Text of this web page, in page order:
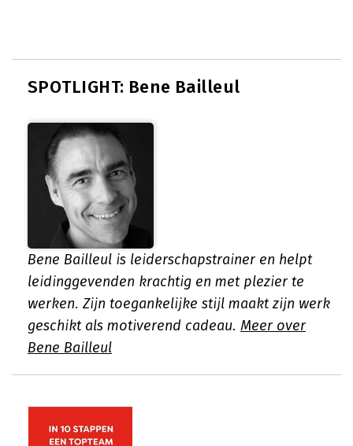
SPOTLIGHT: Bene Bailleul
Bene Bailleul is leiderschapstrainer en helpt
leidinggevenden krachtig en met plezier te
werken. Zijn toegankelijke stijl maakt zijn werk
geschikt als motiverend cadeau. Meer over
Bene Bailleul